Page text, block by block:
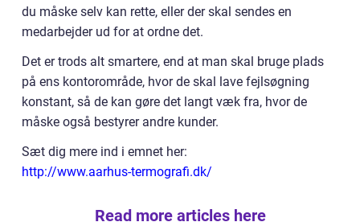
du måske selv kan rette, eller der skal sendes en
medarbejder ud for at ordne det.
Det er trods alt smartere, end at man skal bruge plads
på ens kontorområde, hvor de skal lave fejlsøgning
konstant, så de kan gøre det langt væk fra, hvor de
måske også bestyrer andre kunder.
Sæt dig mere ind i emnet her:
http://www.aarhus-termografi.dk/
Read more articles here